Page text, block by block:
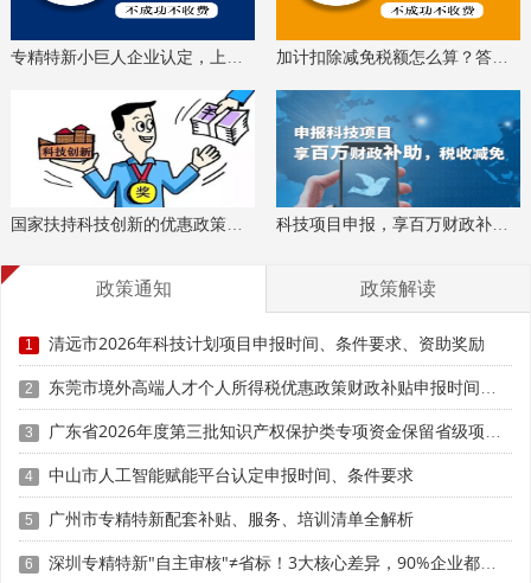
(十)需提交有效查新报告(查新报告的项目名称需与申报
项目名称一致、报告出具日期应在项目申报截止日期前一年
按要求提交科技报告(专项六中的专题四无需提交)。
(十一)申报项目《可行性报告》中涉及申报人、参与人
姓名及所在单位名称的分别以申报人、参与人、申报单位、
号。
(十二)项目负责人本年度只能作为1项市级科技计划项目
的负责人，且应为牵头单位的全职人员。
加计扣除减免税额怎么算？答疑解惑、咨询培训
国家扶持科技创新的优惠政策，索取资料、解读政策 科技项目申报，享百万财政补贴，减免40%所得税
政策通知 政策解读
1 清远市2026年科技计划项目申报时间、条件要求、资助奖励
2 东莞市境外高端人才个人所得税优惠政策财政补贴申报时间、条件要求
3 广东省2026年度第三批知识产权保护类专项资金保留省级项目申报时间、条件要求
4 中山市人工智能赋能平台认定申报时间、条件要求
5 广州市专精特新配套补贴、服务、培训清单全解析
6 深圳专精特新"自主审核"≠省标！3大核心差异，90%企业都搞错